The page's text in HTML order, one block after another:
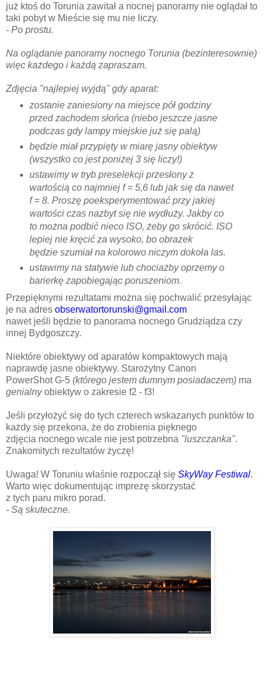
już ktoś do Torunia zawitał a nocnej panoramy nie oglądał to
taki pobyt w Mieście się mu nie liczy.
- Po prostu.
Na oglądanie panoramy nocnego Torunia (bezinteresownie)
więc każdego i każdą zapraszam.
Zdjęcia "najlepiej wyjdą" gdy aparat:
zostanie zaniesiony na miejsce pół godziny
przed zachodem słońca (niebo jeszcze jasne
podczas gdy lampy miejskie już się palą)
będzie miał przypięty w miarę jasny obiektyw
(wszystko co jest poniżej 3 się liczy!)
ustawimy w tryb preselekcji przesłony z
wartością co najmniej f = 5,6 lub jak się da nawet
f = 8. Proszę poeksperymentować przy jakiej
wartości czas nazbyt się nie wydłuży. Jakby co
to można podbić nieco ISO, żeby go skrócić. ISO
lepiej nie kręcić za wysoko, bo obrazek
będzie szumiał na kolorowo niczym dokoła las.
ustawimy na statywie lub chociażby oprzemy o
barierkę zapobiegając poruszeniom.
Przepięknymi rezultatami można się pochwalić przesyłając
je na adres obserwatortorunski@gmail.com
nawet jeśli będzie to panorama nocnego Grudziądza czy
innej Bydgoszczy.
Niektóre obiektywy od aparatów kompaktowych mają
naprawdę jasne obiektywy. Starożytny Canon
PowerShot G-5 (którego jestem dumnym posiadaczem) ma
genialnyobiektyw o zakresie f2 - f3!
Jeśli przyłożyć się do tych czterech wskazanych punktów to
każdy się przekona, że do zrobienia pięknego
zdjęcia nocnego wcale nie jest potrzebna "luszczanka".
Znakomitych rezultatów życzę!
Uwaga! W Toruniu właśnie rozpoczął się SkyWay Festiwal.
Warto więc dokumentując imprezę skorzystać
z tych paru mikro porad.
- Są skuteczne.